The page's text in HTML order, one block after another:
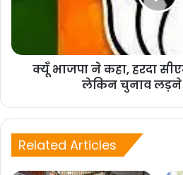
नाइनवल, विजय कुमार, हरीश
साहब सिंह कुमाईं पूर्व कनिष्ठ
पूर्व ब्लॉक अध्यक्ष, सुंदर सिंह रावत
सदस्य, राजीव सेमवाल पूर्व ब्लॉक
लाल ग्राम प्रधान ग्राम गढ़,
संगीता पेन्यूली पूर्व प्रधान जीवाला
क्यूँ भाजपा ने कहा, हरदा
लेकिन चुनाव लड़ने
Related Articles